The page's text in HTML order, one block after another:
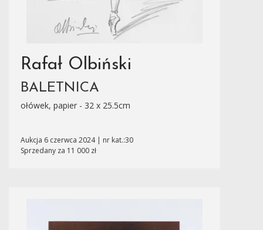
Rafał Olbiński
BALETNICA
ołówek, papier - 32 x 25.5cm
Aukcja 6 czerwca 2024 | nr kat.:30
Sprzedany za 11 000 zł